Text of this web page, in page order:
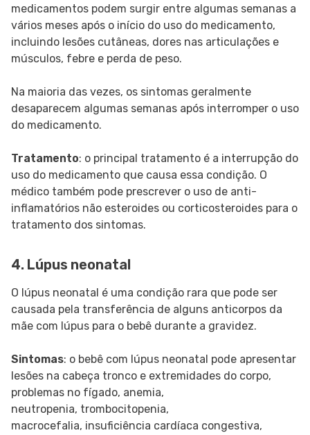
medicamentos podem surgir entre algumas semanas a
vários meses após o início do uso do medicamento,
incluindo lesões cutâneas, dores nas articulações e
músculos, febre e perda de peso.
Na maioria das vezes, os sintomas geralmente
desaparecem algumas semanas após interromper o uso
do medicamento.
Tratamento: o principal tratamento é a interrupção do
uso do medicamento que causa essa condição. O
médico também pode prescrever o uso de anti-
inflamatórios não esteroides ou corticosteroides para o
tratamento dos sintomas.
4. Lúpus neonatal
O lúpus neonatal é uma condição rara que pode ser
causada pela transferência de alguns anticorpos da
mãe com lúpus para o bebê durante a gravidez.
Sintomas: o bebê com lúpus neonatal pode apresentar
lesões na cabeça tronco e extremidades do corpo,
problemas no fígado, anemia,
neutropenia, trombocitopenia,
macrocefalia, insuficiência cardíaca congestiva,